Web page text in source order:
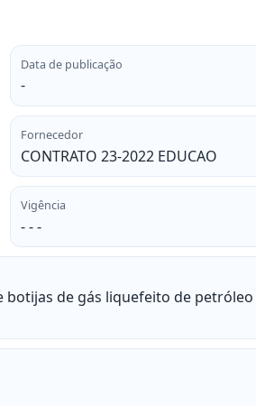
Data de publicação
-
Fornecedor
CONTRATO 23-2022 EDUCAO
Vigência
- - -
de gás liquefeito de